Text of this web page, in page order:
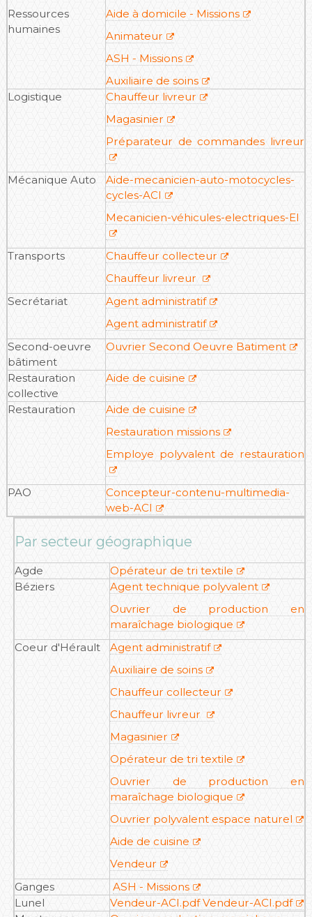
Ressources
humaines
Aide à domicile - Missions
Animateur
ASH - Missions
Auxiliaire de soins
Logistique
Chauffeur livreur
Magasinier
Préparateur de commandes livreur
Mécanique Auto
Aide-mecanicien-auto-motocycles-
cycles-ACI
Mecanicien-véhicules-electriques-EI
Transports
Chauffeur collecteur
Chauffeur livreur
Secrétariat
Agent administratif
Agent administratif
Second-oeuvre
bâtiment
Ouvrier Second Oeuvre Batiment
Restauration
collective
Aide de cuisine
Restauration
Aide de cuisine
Restauration missions
Employe polyvalent de restauration
PAO
Concepteur-contenu-multimedia-
web-ACI
Par secteur géographique
Agde
Opérateur de tri textile
Béziers
Agent technique polyvalent
Ouvrier de production en
maraîchage biologique
Coeur d'Hérault
Agent administratif
Auxiliaire de soins
Chauffeur collecteur
Chauffeur livreur
Magasinier
Opérateur de tri textile
Ouvrier de production en
maraîchage biologique
Ouvrier polyvalent espace naturel
Aide de cuisine
Vendeur
Ganges
ASH - Missions
Lunel
Vendeur-ACI.pdf Vendeur-ACI.pdf